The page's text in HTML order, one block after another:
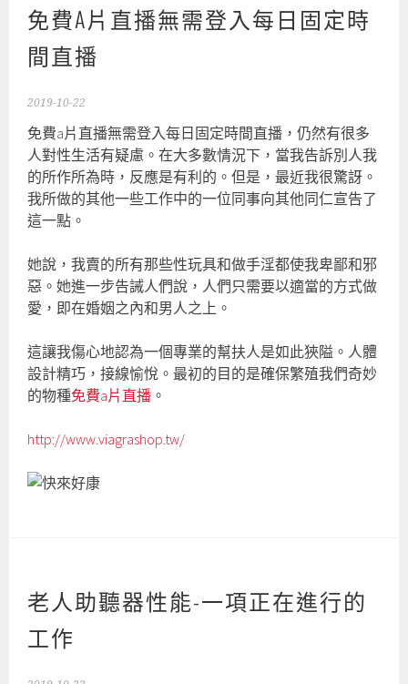
免費A片直播無需登入每日固定時
間直播
2019-10-22
免費a片直播無需登入每日固定時間直播，仍然有很多
人對性生活有疑慮。在大多數情況下，當我告訴別人我
的所作所為時，反應是有利的。但是，最近我很驚訝。
我所做的其他一些工作中的一位同事向其他同仁宣告了
這一點。
她說，我賣的所有那些性玩具和做手淫都使我卑鄙和邪
惡。她進一步告誡人們說，人們只需要以適當的方式做
愛，即在婚姻之內和男人之上。
這讓我傷心地認為一個專業的幫扶人是如此狹隘。人體
設計精巧，接線愉悅。最初的目的是確保繁殖我們奇妙
的物種免費a片直播 。
http://www.viagrashop.tw/
老人助聽器性能-一項正在進行的
工作